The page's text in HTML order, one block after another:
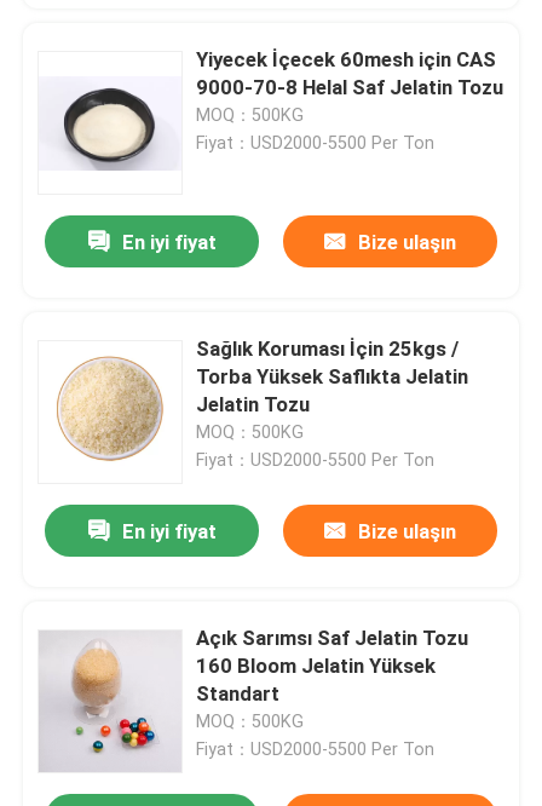
Yiyecek İçecek 60mesh için CAS
9000-70-8 Helal Saf Jelatin Tozu
MOQ：500KG
Fiyat：USD2000-5500 Per Ton
En iyi fiyat Bize ulaşın
Sağlık Koruması İçin 25kgs /
Torba Yüksek Saflıkta Jelatin
Jelatin Tozu
MOQ：500KG
Fiyat：USD2000-5500 Per Ton
En iyi fiyat Bize ulaşın
Açık Sarımsı Saf Jelatin Tozu
160 Bloom Jelatin Yüksek
Standart
MOQ：500KG
Fiyat：USD2000-5500 Per Ton